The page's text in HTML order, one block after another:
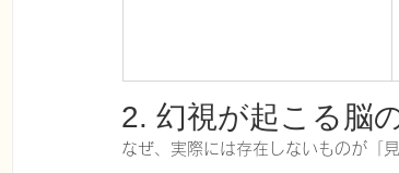
2. 幻視が起こる脳
なぜ、実際には存在しないものが「